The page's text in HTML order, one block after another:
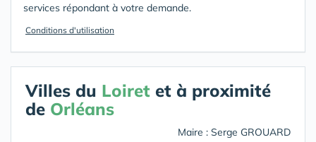
services répondant à votre demande.
Conditions d'utilisation
Villes du Loiret et à proximité
de Orléans
Maire : Serge GROUARD